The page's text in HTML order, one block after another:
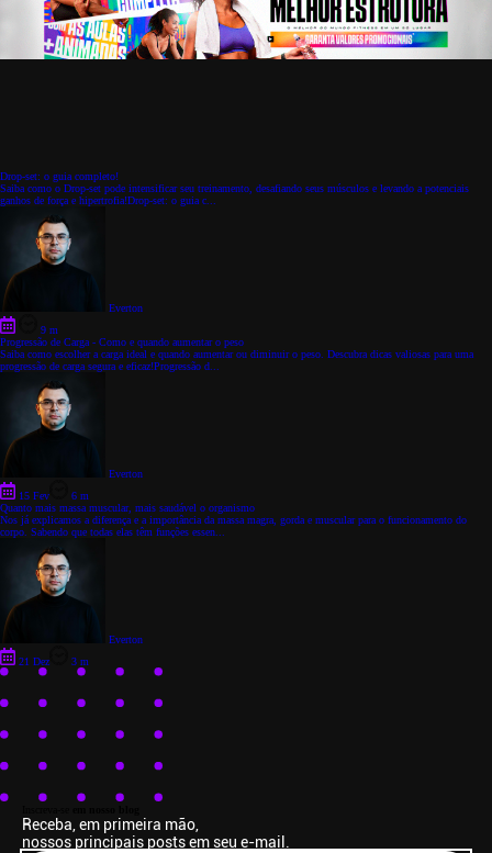
Drop-set: o guia completo!
Saiba como o Drop-set pode intensificar seu treinamento, desafiando seus músculos e levando a potenciais
ganhos de força e hipertrofia!Drop-set: o guia c...
Everton
9 m
Progressão de Carga - Como e quando aumentar o peso
Saiba como escolher a carga ideal e quando aumentar ou diminuir o peso. Descubra dicas valiosas para uma
progressão de carga segura e eficaz!Progressão d...
Everton
15 Fev
6 m
Quanto mais massa muscular, mais saudável o organismo
Nos já explicamos a diferença e a importância da massa magra, gorda e muscular para o funcionamento do
corpo. Sabendo que todas elas têm funções essen...
Everton
21 Dez
3 m
Receba, em primeira mão,
nossos principais posts em seu e-mail.